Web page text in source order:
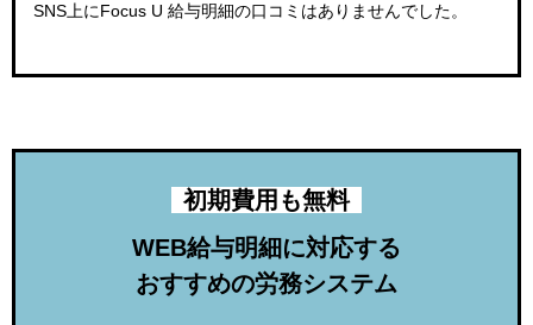
SNS上にFocus U 給与明細の口コミはありませんでした。
初期費用も無料
WEB給与明細に対応する
おすすめの労務システム